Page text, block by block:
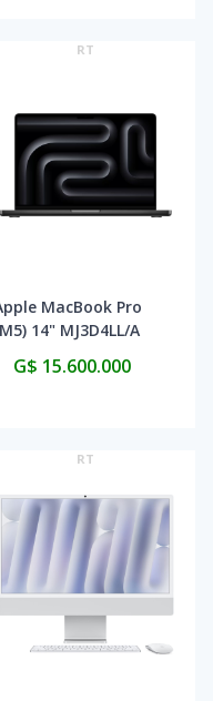
RT
MacBook Pro
14" MJ3D4LL/A
Black
G$ 15.600.000
RT